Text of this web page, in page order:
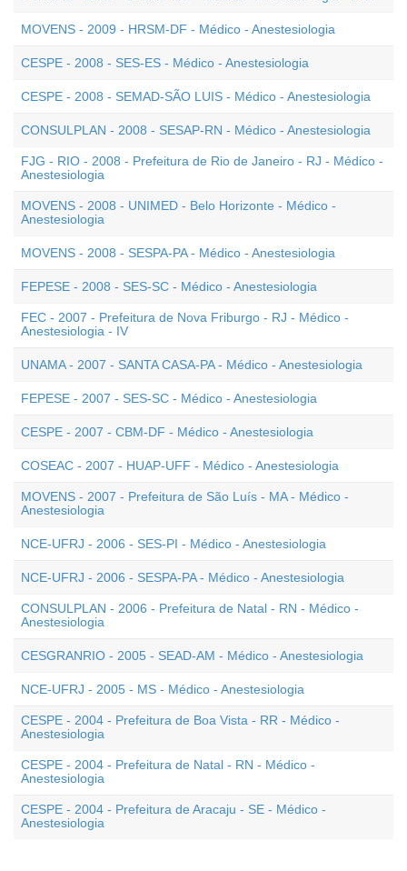
MOVENS - 2009 - HRSM-DF - Médico - Anestesiologia
CESPE - 2008 - SES-ES - Médico - Anestesiologia
CESPE - 2008 - SEMAD-SÃO LUIS - Médico - Anestesiologia
CONSULPLAN - 2008 - SESAP-RN - Médico - Anestesiologia
FJG - RIO - 2008 - Prefeitura de Rio de Janeiro - RJ - Médico -
Anestesiologia
MOVENS - 2008 - UNIMED - Belo Horizonte - Médico -
Anestesiologia
MOVENS - 2008 - SESPA-PA - Médico - Anestesiologia
FEPESE - 2008 - SES-SC - Médico - Anestesiologia
FEC - 2007 - Prefeitura de Nova Friburgo - RJ - Médico -
Anestesiologia - IV
UNAMA - 2007 - SANTA CASA-PA - Médico - Anestesiologia
FEPESE - 2007 - SES-SC - Médico - Anestesiologia
CESPE - 2007 - CBM-DF - Médico - Anestesiologia
COSEAC - 2007 - HUAP-UFF - Médico - Anestesiologia
MOVENS - 2007 - Prefeitura de São Luís - MA - Médico -
Anestesiologia
NCE-UFRJ - 2006 - SES-PI - Médico - Anestesiologia
NCE-UFRJ - 2006 - SESPA-PA - Médico - Anestesiologia
CONSULPLAN - 2006 - Prefeitura de Natal - RN - Médico -
Anestesiologia
CESGRANRIO - 2005 - SEAD-AM - Médico - Anestesiologia
NCE-UFRJ - 2005 - MS - Médico - Anestesiologia
CESPE - 2004 - Prefeitura de Boa Vista - RR - Médico -
Anestesiologia
CESPE - 2004 - Prefeitura de Natal - RN - Médico -
Anestesiologia
CESPE - 2004 - Prefeitura de Aracaju - SE - Médico -
Anestesiologia